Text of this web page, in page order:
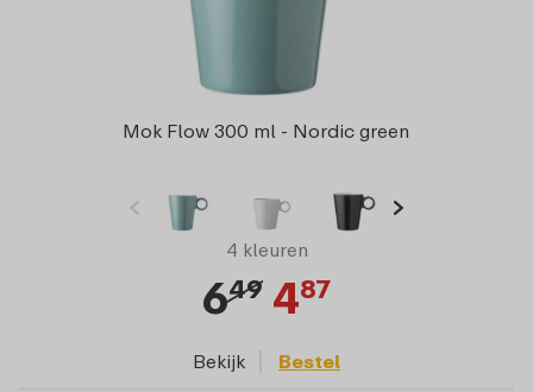
Mok Flow 300 ml - Nordic green
4 kleuren
649 487
Bekijk Bestel